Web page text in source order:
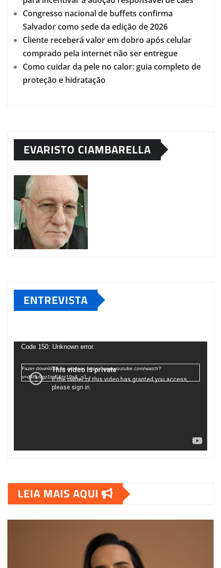
Congresso nacional de buffets confirma
Salvador como sede da edição de 2026
Cliente receberá valor em dobro após celular
comprado pela internet não ser entregue
Como cuidar da pele no calor: guia completo de
proteção e hidratação
EVARISTO CIAMBARELLA
ENTREVISTA
deCode 150: Unknown error.
Fazer download do arquivo: https://www.youtube.com/watch?
v=d4Fu9gz1tqE&t=19s&_=1
LEIA MAIS AQUI